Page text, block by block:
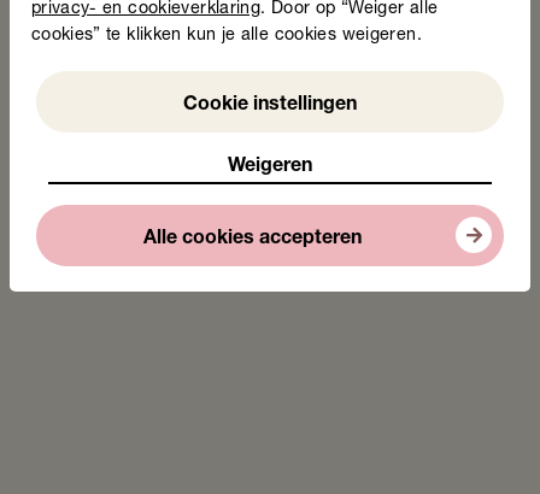
privacy- en cookieverklaring. Door op “Weiger alle
cookies” te klikken kun je alle cookies weigeren.
Cookie instellingen
Weigeren
Alle cookies accepteren